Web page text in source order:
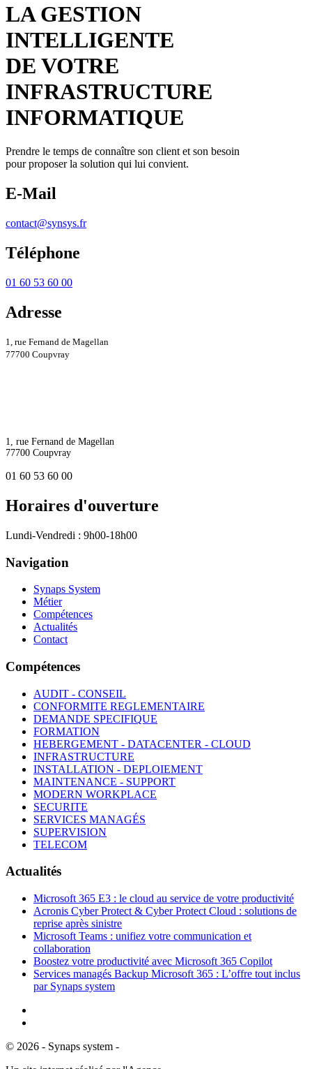
LA GESTION
INTELLIGENTE
DE VOTRE
INFRASTRUCTURE
INFORMATIQUE
Prendre le temps de connaître son client et son besoin
pour proposer la solution qui lui convient.
E-Mail
contact@synsys.fr
Téléphone
01 60 53 60 00
Adresse
1, rue Fernand de Magellan
77700 Coupvray
1, rue Fernand de Magellan
77700 Coupvray
01 60 53 60 00
Horaires d'ouverture
Lundi-Vendredi : 9h00-18h00
Navigation
Synaps System
Métier
Compétences
Actualités
Contact
Compétences
AUDIT - CONSEIL
CONFORMITE REGLEMENTAIRE
DEMANDE SPECIFIQUE
FORMATION
HEBERGEMENT - DATACENTER - CLOUD
INFRASTRUCTURE
INSTALLATION - DEPLOIEMENT
MAINTENANCE - SUPPORT
MODERN WORKPLACE
SECURITE
SERVICES MANAGÉS
SUPERVISION
TELECOM
Actualités
Microsoft 365 E3 : le cloud au service de votre productivité
Acronis Cyber Protect & Cyber Protect Cloud : solutions de
reprise après sinistre
Microsoft Teams : unifiez votre communication et
collaboration
Boostez votre productivité avec Microsoft 365 Copilot
Services managés Backup Microsoft 365 : L’offre tout inclus
par Synaps system
© 2026 - Synaps system -